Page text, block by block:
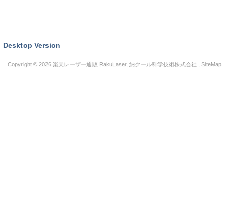
Desktop Version
Copyright © 2026 楽天レーザー通販 RakuLaser. 納クール科学技術株式会社 . SiteMap